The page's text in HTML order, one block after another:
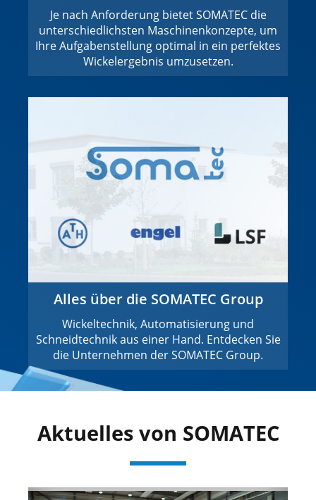
Je nach Anforderung bietet SOMATEC die
unterschiedlichsten Maschinenkonzepte, um
Ihre Aufgabenstellung optimal in ein perfektes
Wickelergebnis umzusetzen.
Alles über die SOMATEC Group
Wickeltechnik, Automatisierung und
Schneidtechnik aus einer Hand. Entdecken Sie
die Unternehmen der SOMATEC Group.
Aktuelles von SOMATEC